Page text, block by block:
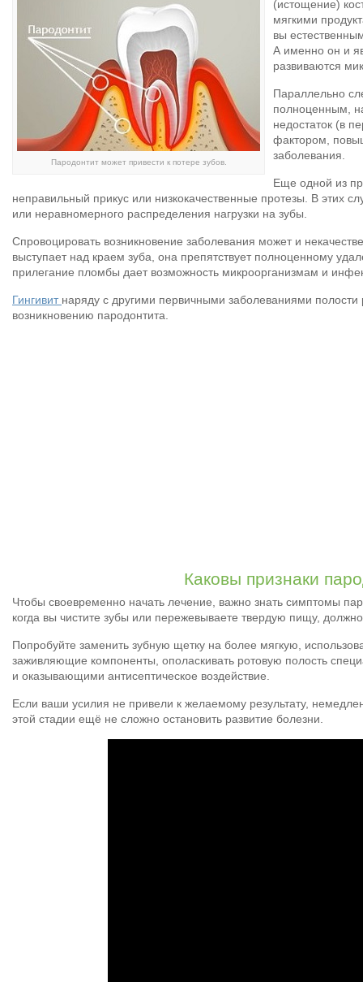
Пародонтит может привести к потере зубов.
(истощение)
мягкими
вы
А именно он и
развиваются
Параллельно
полноценным,
недостаток (в
фактором,
заболевания.
Еще одной из
неправильный прикус или низкокачественные протезы. В этих
или неравномерного распределения нагрузки на зубы.
Спровоцировать возникновение заболевания может и
выступает над краем зуба, она препятствует полноценному
прилегание пломбы дает возможность микроорганизмам и
Гингивит наряду с другими первичными заболеваниями полости
возникновению пародонтита.
Каковы признаки
Чтобы своевременно начать лечение, важно знать симптомы
когда вы чистите зубы или пережевываете твердую пищу,
Попробуйте заменить зубную щетку на более мягкую,
заживляющие компоненты, ополаскивать ротовую полость
и оказывающими антисептическое воздействие.
Если ваши усилия не привели к желаемому результату,
этой стадии ещё не сложно остановить развитие болезни.